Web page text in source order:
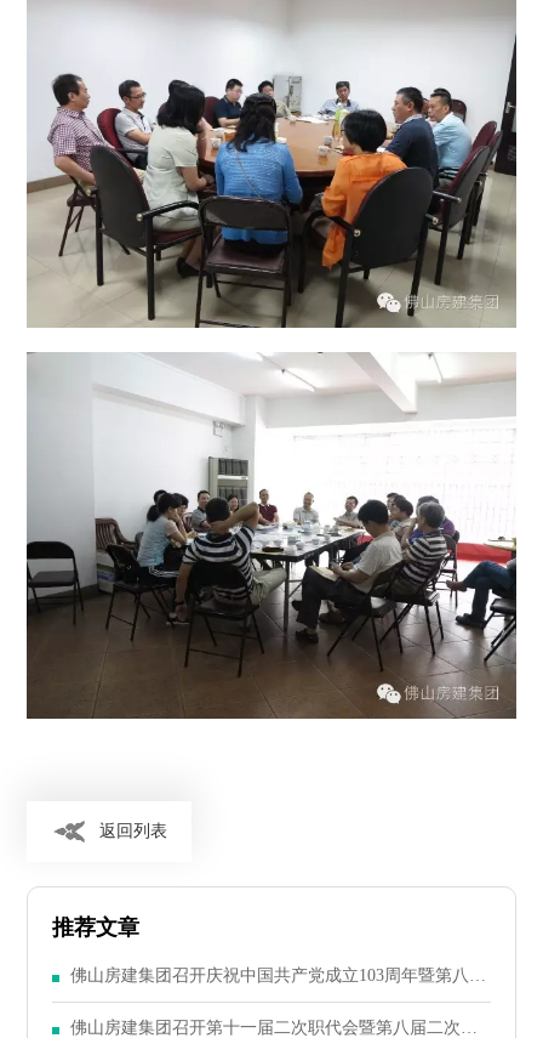
返回列表
推荐文章
佛山房建集团召开庆祝中国共产党成立103周年暨第八届
二次党员大会
佛山房建集团召开第十一届二次职代会暨第八届二次股